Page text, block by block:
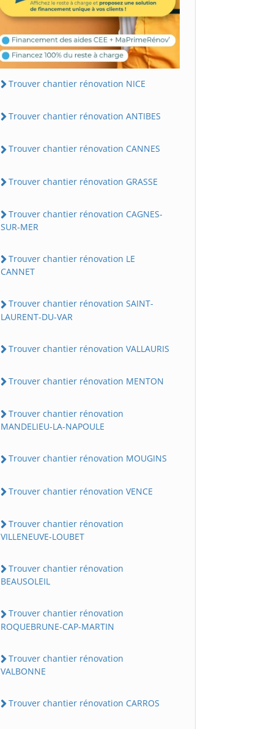
Trouver chantier rénovation NICE
Trouver chantier rénovation ANTIBES
Trouver chantier rénovation CANNES
Trouver chantier rénovation GRASSE
Trouver chantier rénovation CAGNES-
SUR-MER
Trouver chantier rénovation LE
CANNET
Trouver chantier rénovation SAINT-
LAURENT-DU-VAR
Trouver chantier rénovation VALLAURIS
Trouver chantier rénovation MENTON
Trouver chantier rénovation
MANDELIEU-LA-NAPOULE
Trouver chantier rénovation MOUGINS
Trouver chantier rénovation VENCE
Trouver chantier rénovation
VILLENEUVE-LOUBET
Trouver chantier rénovation
BEAUSOLEIL
Trouver chantier rénovation
ROQUEBRUNE-CAP-MARTIN
Trouver chantier rénovation
VALBONNE
Trouver chantier rénovation CARROS